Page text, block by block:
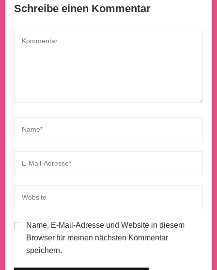
Schreibe einen Kommentar
Name, E-Mail-Adresse und Website in diesem
Browser für meinen nächsten Kommentar
speichern.